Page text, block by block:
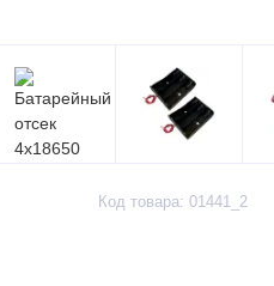
Код товара: 01441_2